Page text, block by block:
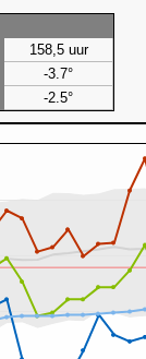
158,5 uur
-3.7°
-2.5°